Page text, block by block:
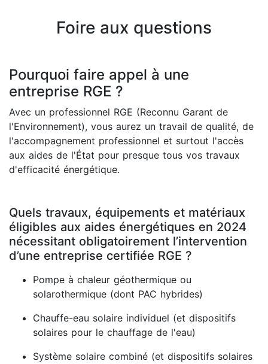
Foire aux questions
Pourquoi faire appel à une
entreprise RGE ?
Avec un professionnel RGE (Reconnu Garant de
l'Environnement), vous aurez un travail de qualité, de
l'accompagnement professionnel et surtout l'accès
aux aides de l'État pour presque tous vos travaux
d'efficacité énergétique.
Quels travaux, équipements et matériaux
éligibles aux aides énergétiques en 2024
nécessitant obligatoirement l’intervention
d’une entreprise certifiée RGE ?
Pompe à chaleur géothermique ou
solarothermique (dont PAC hybrides)
Chauffe-eau solaire individuel (et dispositifs
solaires pour le chauffage de l'eau)
Système solaire combiné (et dispositifs solaires